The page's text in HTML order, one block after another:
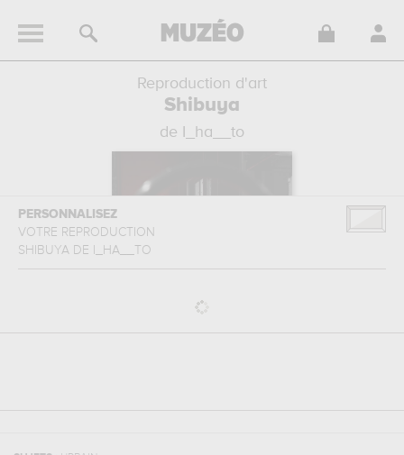
Reproduction d'art
Shibuya
de I_ha__to
PERSONNALISEZ
VOTRE REPRODUCTION
SHIBUYA DE I_HA__TO